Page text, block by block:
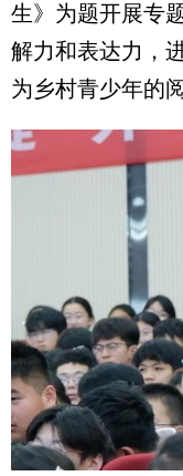
生》为题开展专
解力和表达力，
为乡村青少年的